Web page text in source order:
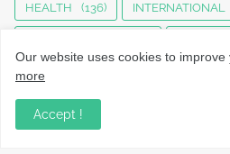
HEALTH (136) INTERNATIONAL
OBITUARY (555)
UPDATES (4456)
Our website uses cookies to improve
more
Accept !